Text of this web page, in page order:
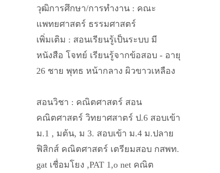
วุฒิการศึกษา/การทำงาน : คณะ
แพทยศาสตร์ ธรรมศาสตร์
เพิ่มเติม : สอนเรียนรู้เป็นระบบ มี
หนังสือ โจทย์ เรียนรู้จากข้อสอบ - อายุ
26 ชาย พุทธ หน้ากลาง ผิวขาวเหลือง
สอนวิชา : คณิตศาสตร์ สอน
คณิตศาสตร์ วิทยาศสาตร์ ป.6 สอบเข้า
ม.1 , มต้น, ม 3. สอบเข้า ม.4 ม.ปลาย
ฟิสิกส์ คณิตศาสตร์ เตรียมสอบ กสพท.
gat เชื่อมโยง ,PAT 1,o net คณิต